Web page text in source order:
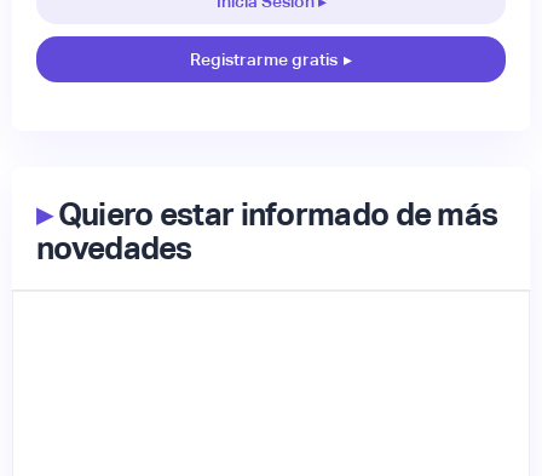
Registrarme gratis ▸
▸Quiero estar informado de más
novedades